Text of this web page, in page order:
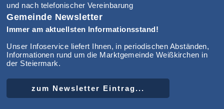
und nach telefonischer Vereinbarung
Gemeinde Newsletter
Immer am aktuellsten Informationsstand!
Unser Infoservice liefert Ihnen, in periodischen Abständen,
Informationen rund um die Marktgemeinde Weißkirchen in
der Steiermark.
zum Newsletter Eintrag...